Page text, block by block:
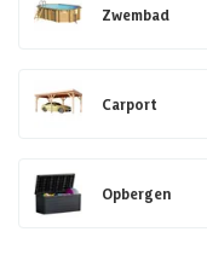
Zwembad
Carport
Opbergen